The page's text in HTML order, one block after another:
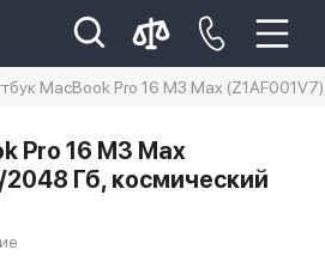
айфон 14
MacBook Pro 16 M3 Max
Pro 16 M3 Max
Гб, космический